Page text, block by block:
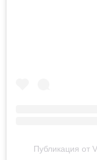
Публикация от